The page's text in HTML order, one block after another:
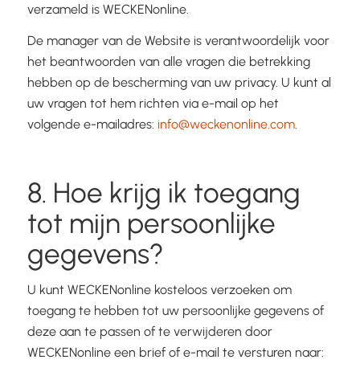
verzameld is WECKENonline.
De manager van de Website is verantwoordelijk voor
het beantwoorden van alle vragen die betrekking
hebben op de bescherming van uw privacy. U kunt al
uw vragen tot hem richten via e-mail op het
volgende e-mailadres: info@weckenonline.com.
8. Hoe krijg ik toegang
tot mijn persoonlijke
gegevens?
U kunt WECKENonline kosteloos verzoeken om
toegang te hebben tot uw persoonlijke gegevens of
deze aan te passen of te verwijderen door
WECKENonline een brief of e-mail te versturen naar: